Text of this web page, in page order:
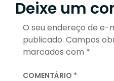
Deixe um
O seu endereço de e-
publicado. Campos
marcados com *
COMENTÁRIO *